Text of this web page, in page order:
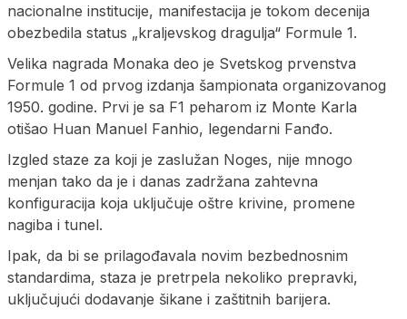
nacionalne institucije, manifestacija je tokom decenija
obezbedila status „kraljevskog dragulja“ Formule 1.
Velika nagrada Monaka deo je Svetskog prvenstva
Formule 1 od prvog izdanja šampionata organizovanog
1950. godine. Prvi je sa F1 peharom iz Monte Karla
otišao Huan Manuel Fanhio, legendarni Fanđo.
Izgled staze za koji je zaslužan Noges, nije mnogo
menjan tako da je i danas zadržana zahtevna
konfiguracija koja uključuje oštre krivine, promene
nagiba i tunel.
Ipak, da bi se prilagođavala novim bezbednosnim
standardima, staza je pretrpela nekoliko prepravki,
uključujući dodavanje šikane i zaštitnih barijera.